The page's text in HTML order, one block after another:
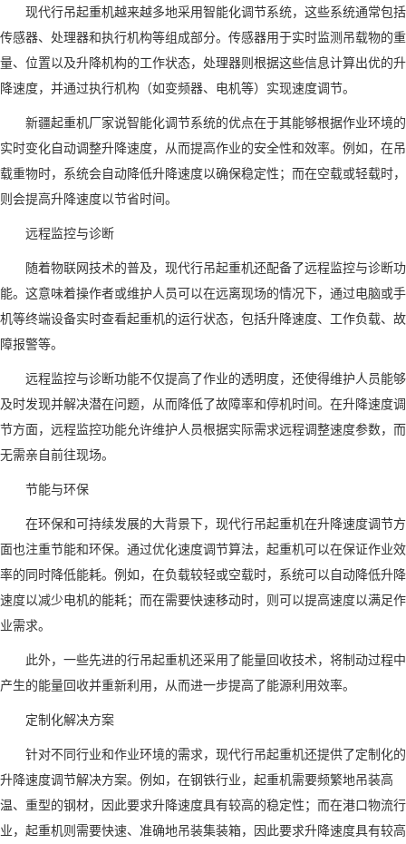
现代行吊起重机越来越多地采用智能化调节系统，这些系统通常包括
传感器、处理器和执行机构等组成部分。传感器用于实时监测吊载物的重
量、位置以及升降机构的工作状态，处理器则根据这些信息计算出优的升
降速度，并通过执行机构（如变频器、电机等）实现速度调节。
新疆起重机厂家说智能化调节系统的优点在于其能够根据作业环境的
实时变化自动调整升降速度，从而提高作业的安全性和效率。例如，在吊
载重物时，系统会自动降低升降速度以确保稳定性；而在空载或轻载时，
则会提高升降速度以节省时间。
远程监控与诊断
随着物联网技术的普及，现代行吊起重机还配备了远程监控与诊断功
能。这意味着操作者或维护人员可以在远离现场的情况下，通过电脑或手
机等终端设备实时查看起重机的运行状态，包括升降速度、工作负载、故
障报警等。
远程监控与诊断功能不仅提高了作业的透明度，还使得维护人员能够
及时发现并解决潜在问题，从而降低了故障率和停机时间。在升降速度调
节方面，远程监控功能允许维护人员根据实际需求远程调整速度参数，而
无需亲自前往现场。
节能与环保
在环保和可持续发展的大背景下，现代行吊起重机在升降速度调节方
面也注重节能和环保。通过优化速度调节算法，起重机可以在保证作业效
率的同时降低能耗。例如，在负载较轻或空载时，系统可以自动降低升降
速度以减少电机的能耗；而在需要快速移动时，则可以提高速度以满足作
业需求。
此外，一些先进的行吊起重机还采用了能量回收技术，将制动过程中
产生的能量回收并重新利用，从而进一步提高了能源利用效率。
定制化解决方案
针对不同行业和作业环境的需求，现代行吊起重机还提供了定制化的
升降速度调节解决方案。例如，在钢铁行业，起重机需要频繁地吊装高
温、重型的钢材，因此要求升降速度具有较高的稳定性；而在港口物流行
业，起重机则需要快速、准确地吊装集装箱，因此要求升降速度具有较高